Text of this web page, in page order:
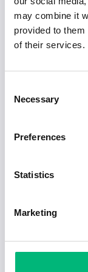
may combine it
provided to
of their services.
Selection
Necessary
Preferences
Statistics
Marketing
God
Populära